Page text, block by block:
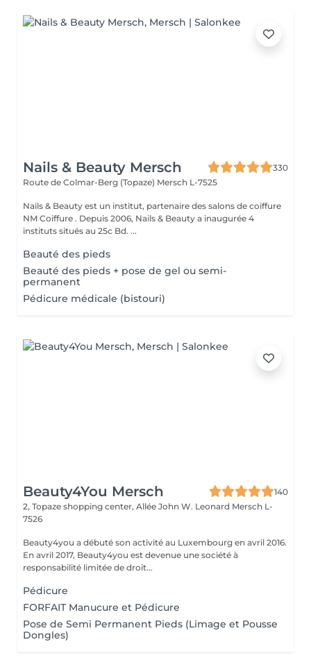
Nails & Beauty Mersch
330
Route de Colmar-Berg (Topaze) Mersch L-7525
Nails & Beauty est un institut, partenaire des salons de coiffure
NM Coiffure . Depuis 2006, Nails & Beauty a inaugurée 4
instituts situés au 25c Bd. ...
Beauté des pieds
Beauté des pieds + pose de gel ou semi-
permanent
Pédicure médicale (bistouri)
Beauty4You Mersch
140
2, Topaze shopping center, Allée John W. Leonard Mersch L-
7526
Beauty4you a débuté son activité au Luxembourg en avril 2016.
En avril 2017, Beauty4you est devenue une société à
responsabilité limitée de droit...
Pédicure
FORFAIT Manucure et Pédicure
Pose de Semi Permanent Pieds (Limage et Pousse
Dongles)